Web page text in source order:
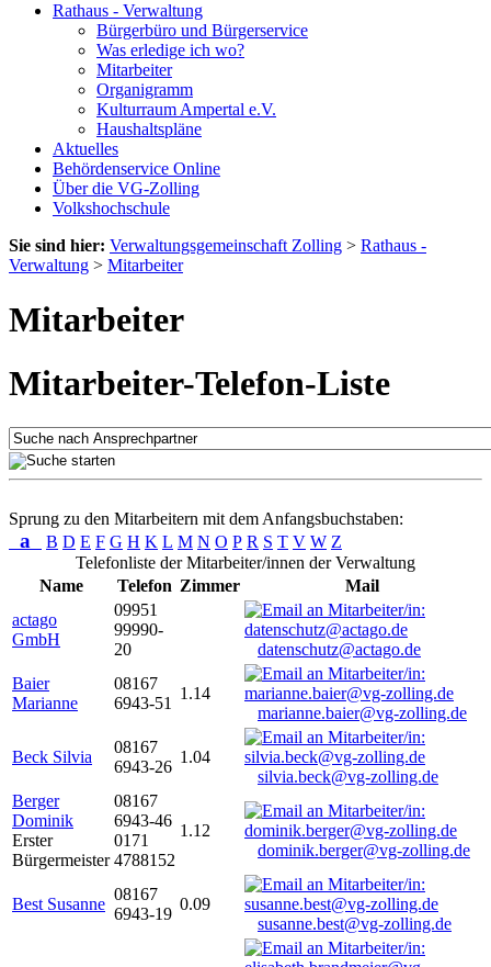
Rathaus - Verwaltung
Bürgerbüro und Bürgerservice
Was erledige ich wo?
Mitarbeiter
Organigramm
Kulturraum Ampertal e.V.
Haushaltspläne
Aktuelles
Behördenservice Online
Über die VG-Zolling
Volkshochschule
Sie sind hier: Verwaltungsgemeinschaft Zolling > Rathaus -
Verwaltung > Mitarbeiter
Mitarbeiter
Mitarbeiter-Telefon-Liste
Sprung zu den Mitarbeitern mit dem Anfangsbuchstaben:
a B D E F G H K L M N O P R S T V W Z
Telefonliste der Mitarbeiter/innen der Verwaltung
Name
Telefon Zimmer
Mail
actago
GmbH
09951
99990-
20
datenschutz@actago.de
Baier
Marianne
08167
6943-51
1.14
marianne.baier@vg-zolling.de
Beck Silvia
08167
6943-26
1.04
silvia.beck@vg-zolling.de
Berger
Dominik
Erster
Bürgermeister
08167
6943-46
0171
4788152
1.12
dominik.berger@vg-zolling.de
Best Susanne
08167
6943-19
0.09
susanne.best@vg-zolling.de